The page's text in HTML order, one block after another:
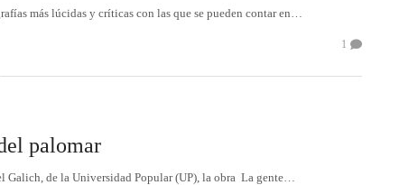
más lúcidas y críticas con las que se pueden contar en…
1
palomar
Galich, de la Universidad Popular (UP), la obra La gente…